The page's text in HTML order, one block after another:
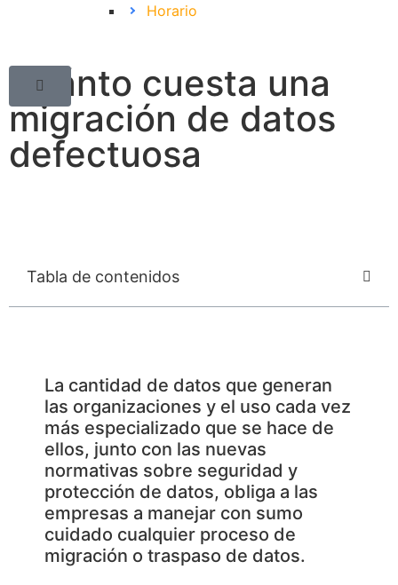
Horario
Cuánto cuesta una
migración de datos
defectuosa
Tabla de contenidos
La cantidad de datos que generan
las organizaciones y el uso cada vez
más especializado que se hace de
ellos, junto con las nuevas
normativas sobre seguridad y
protección de datos, obliga a las
empresas a manejar con sumo
cuidado cualquier proceso de
migración o traspaso de datos.